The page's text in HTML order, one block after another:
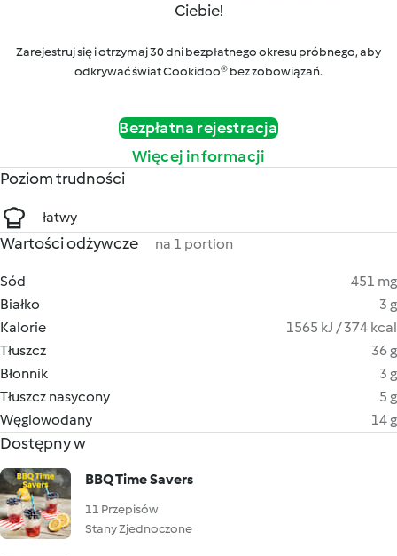
Ciebie!
Zarejestruj się i otrzymaj 30 dni bezpłatnego okresu próbnego, aby
odkrywać świat Cookidoo® bez zobowiązań.
Bezpłatna rejestracja
Więcej informacji
Poziom trudności
łatwy
Wartości odżywcze na 1 portion
Sód
451 mg
Białko
3 g
Kalorie
1565 kJ / 374 kcal
Tłuszcz
36 g
Błonnik
3 g
Tłuszcz nasycony
5 g
Węglowodany
14 g
Dostępny w
BBQ Time Savers
11 Przepisów
Stany Zjednoczone